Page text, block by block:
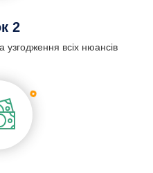
2
узгодження всіх нюансів